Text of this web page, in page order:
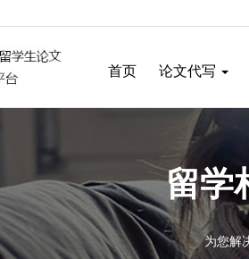
首页 论文代写
留学
为您解